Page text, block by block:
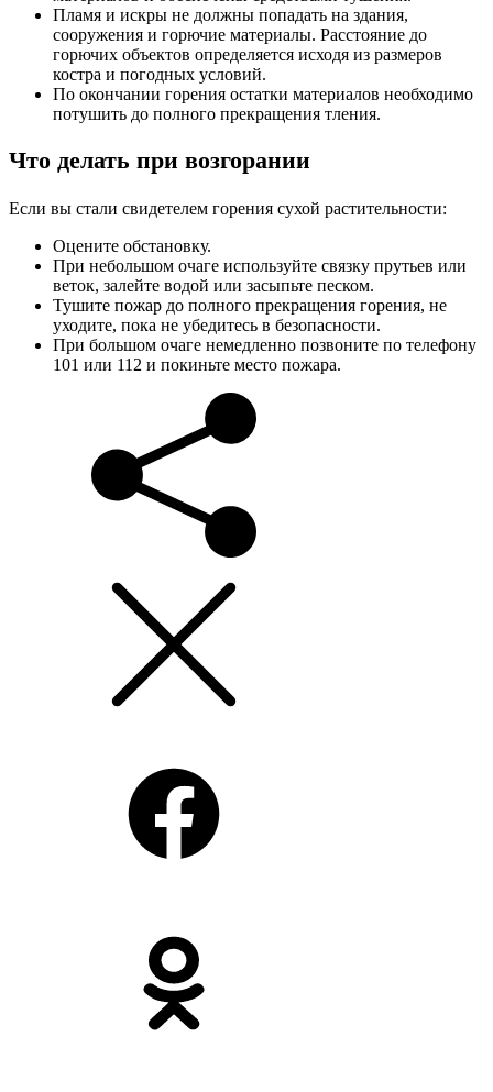
Пламя и искры не должны попадать на здания,
сооружения и горючие материалы. Расстояние до
горючих объектов определяется исходя из размеров
костра и погодных условий.
По окончании горения остатки материалов необходимо
потушить до полного прекращения тления.
Что делать при возгорании
Если вы стали свидетелем горения сухой растительности:
Оцените обстановку.
При небольшом очаге используйте связку прутьев или
веток, залейте водой или засыпьте песком.
Тушите пожар до полного прекращения горения, не
уходите, пока не убедитесь в безопасности.
При большом очаге немедленно позвоните по телефону
101 или 112 и покиньте место пожара.